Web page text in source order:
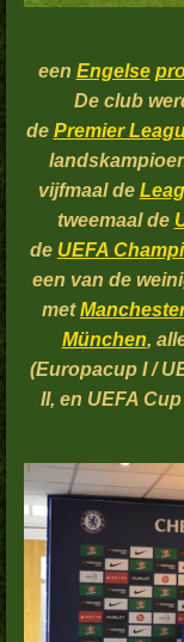
een Engelse
De club
de Premier
vijfmaal de
tweemaal de
de UEFA
een van de
met
München,
(Europacup I /
II, en UEFA